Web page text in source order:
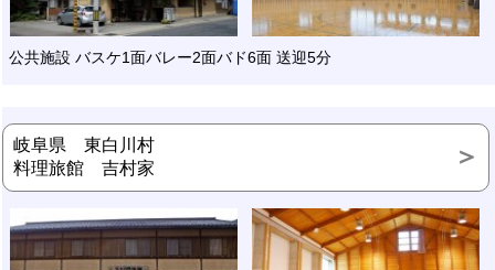
公共施設 バスケ1面バレー2面バド6面 送迎5分
岐阜県 東白川村
料理旅館 吉村家